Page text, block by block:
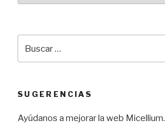
SUGERENCIAS
Ayúdanos a mejorar la web Micellium.